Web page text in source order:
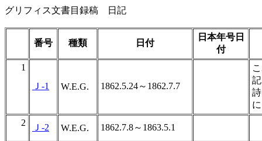
グリフィス文書目録稿 日記
番号 種類 日付
日本年号日
付
1
Ｊ-1
W.E.G. 1862.5.24～1862.7.7
2
Ｊ-2 W.E.G. 1862.7.8～1863.5.1